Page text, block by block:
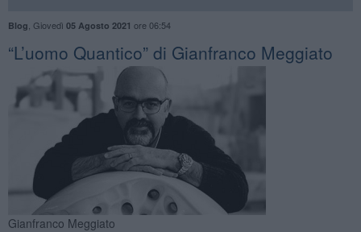
Blog Giovedì 05 Agosto 2021 ore 06:54
“L’uomo Quantico” di Gianfranco Meggiato
Gianfranco Meggiato